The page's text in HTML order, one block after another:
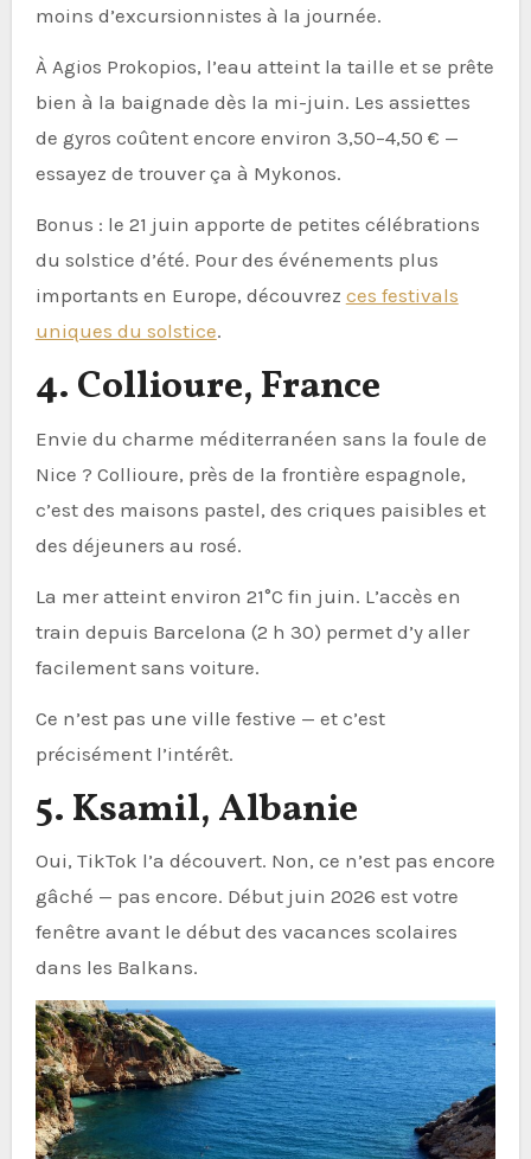
moins d’excursionnistes à la journée.
À Agios Prokopios, l’eau atteint la taille et se prête
bien à la baignade dès la mi-juin. Les assiettes
de gyros coûtent encore environ 3,50–4,50 € —
essayez de trouver ça à Mykonos.
Bonus : le 21 juin apporte de petites célébrations
du solstice d’été. Pour des événements plus
importants en Europe, découvrez ces festivals
uniques du solstice.
4. Collioure, France
Envie du charme méditerranéen sans la foule de
Nice ? Collioure, près de la frontière espagnole,
c’est des maisons pastel, des criques paisibles et
des déjeuners au rosé.
La mer atteint environ 21°C fin juin. L’accès en
train depuis Barcelona (2 h 30) permet d’y aller
facilement sans voiture.
Ce n’est pas une ville festive — et c’est
précisément l’intérêt.
5. Ksamil, Albanie
Oui, TikTok l’a découvert. Non, ce n’est pas encore
gâché — pas encore. Début juin 2026 est votre
fenêtre avant le début des vacances scolaires
dans les Balkans.